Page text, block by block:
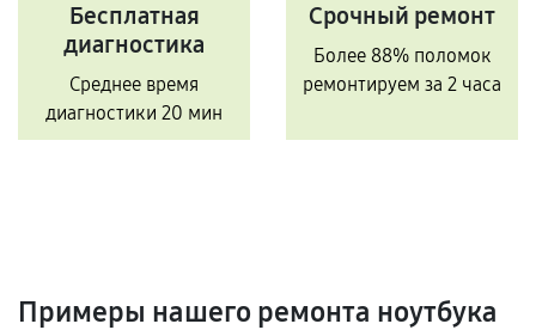
Бесплатная
диагностика
Среднее время
диагностики 20 мин
Срочный ремонт
Более 88% поломок
ремонтируем за 2 часа
Примеры нашего ремонта ноутбука